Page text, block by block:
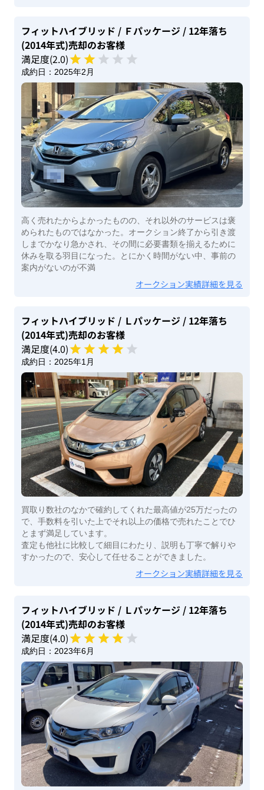
フィットハイブリッド / Ｆパッケージ / 12年落ち
(2014年式)売却のお客様
満足度(2.0)
成約日： 2025年2月
高く売れたからよかったものの、それ以外のサービスは褒
められたものではなかった。オークション終了から引き渡
しまでかなり急かされ、その間に必要書類を揃えるために
休みを取る羽目になった。とにかく時間がない中、事前の
案内がないのが不満
オークション実績詳細を見る
フィットハイブリッド / Ｌパッケージ / 12年落ち
(2014年式)売却のお客様
満足度(4.0)
成約日： 2025年1月
買取り数社のなかで確約してくれた最高値が25万だったの
で、手数料を引いた上でそれ以上の価格で売れたことでひ
とまず満足しています。
査定も他社に比較して細目にわたり、説明も丁寧で解りや
すかったので、安心して任せることができました。
オークション実績詳細を見る
フィットハイブリッド / Ｌパッケージ / 12年落ち
(2014年式)売却のお客様
満足度(4.0)
成約日： 2023年6月